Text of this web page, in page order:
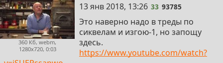
360 Кб, webm,
1280x720, 0:03
33
13 янв 2018, 13:26 33 93785
Это наверно надо в треды по
сиквелам и изгою-1, но запощу
здесь.
https://www.youtube.com/watch?